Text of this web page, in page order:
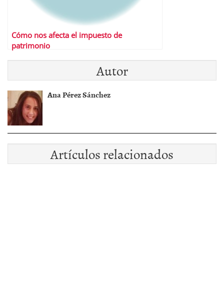
Cómo nos afecta el impuesto de
patrimonio
Autor
Ana Pérez Sánchez
Artículos relacionados